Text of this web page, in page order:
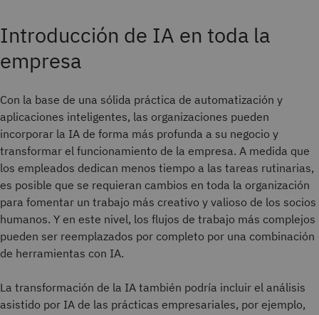
Introducción de IA en toda la
empresa
Con la base de una sólida práctica de automatización y
aplicaciones inteligentes, las organizaciones pueden
incorporar la IA de forma más profunda a su negocio y
transformar el funcionamiento de la empresa. A medida que
los empleados dedican menos tiempo a las tareas rutinarias,
es posible que se requieran cambios en toda la organización
para fomentar un trabajo más creativo y valioso de los socios
humanos. Y en este nivel, los flujos de trabajo más complejos
pueden ser reemplazados por completo por una combinación
de herramientas con IA.
La transformación de la IA también podría incluir el análisis
asistido por IA de las prácticas empresariales, por ejemplo,